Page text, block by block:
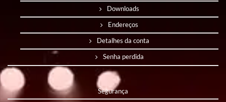
Downloads
Endereços
Detalhes da conta
Senha perdida
Segurança